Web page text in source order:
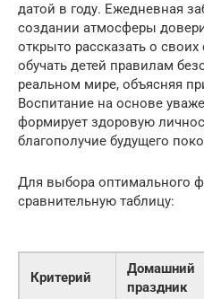
датой в году. Ежедневная
создании атмосферы
открыто рассказать о
обучать детей правилам
реальном мире, объясняя
Воспитание на основе
формирует здоровую
благополучие будущего
Для выбора оптимального
сравнительную таблицу:
Критерий
Домашний
праздник